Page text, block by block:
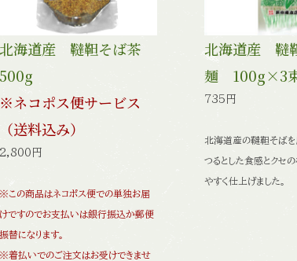
北海道産 韃靼そば茶
500g
※ネコポス便サービス
（送料込み）
2,800円
※この商品はネコポス便での単独お届
けですのでお支払いは銀行振込か郵便
振替になります。
※着払いでのご注文はお受けできませ
北海道産 韃
麺 100g×3
735円
北海道産の韃靼そばを
つるとした食感とクセ
やすく仕上げました。